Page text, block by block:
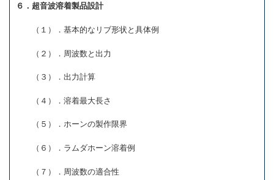
６．超音波溶着製品設計
（１）．基本的なリブ形状と具体例
（２）．周波数と出力
（３）．出力計算
（４）．溶着最大長さ
（５）．ホーンの製作限界
（６）．ラムダホーン溶着例
（７）．周波数の適合性